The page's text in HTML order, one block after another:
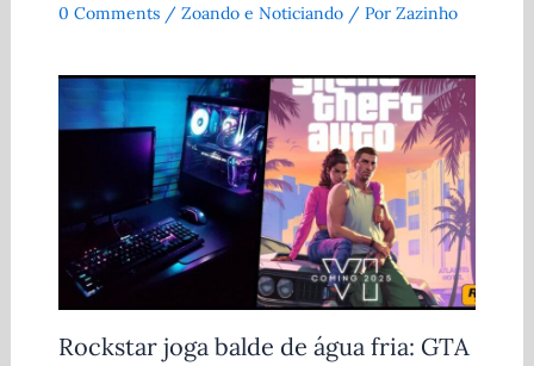
0 Comments / Zoando e Noticiando/ Por Zazinho
Rockstar joga balde de água fria: GTA